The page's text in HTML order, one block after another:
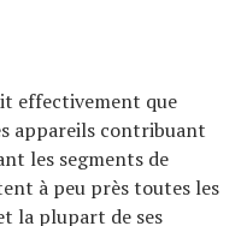
effectivement que
appareils contribuant
les segments de
à peu près toutes les
la plupart de ses